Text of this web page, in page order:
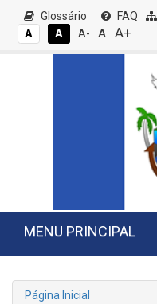
Glossário FAQ
A
A A- A A+
MENU PRINCIPAL
Página Inicial